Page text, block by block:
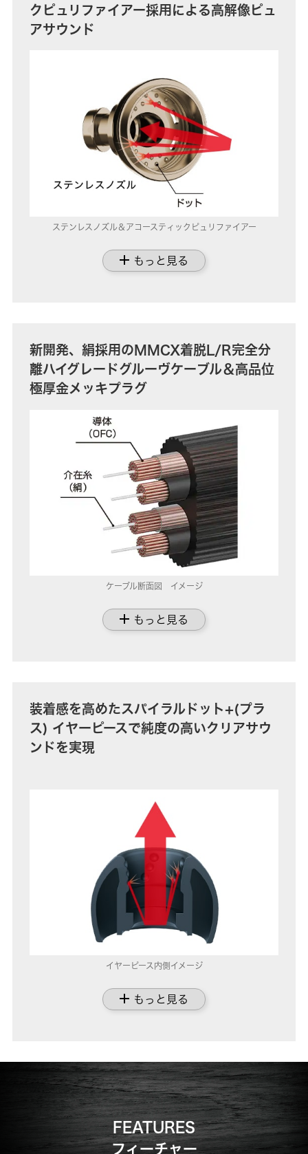
add もっと見る
ステンレスノズル＆アコースティックピュリファイアー
クピュリファイアー採用による高解像ピュ
アサウンド
add もっと見る
ケーブル断面図 イメージ
新開発、絹採用のMMCX着脱L/R完全分
離ハイグレードグルーヴケーブル＆高品位
極厚金メッキプラグ
add もっと見る
イヤーピース内側イメージ
装着感を高めたスパイラルドット+(プラ
ス) イヤーピースで純度の高いクリアサウ
ンドを実現
FEATURES
フィーチャー